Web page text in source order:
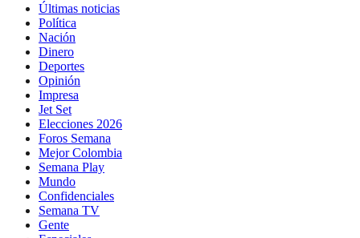
Últimas noticias
Política
Nación
Dinero
Deportes
Opinión
Impresa
Jet Set
Elecciones 2026
Foros Semana
Mejor Colombia
Semana Play
Mundo
Confidenciales
Semana TV
Gente